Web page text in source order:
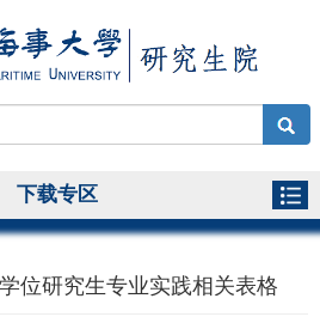
下载专区
位研究生专业实践相关表格